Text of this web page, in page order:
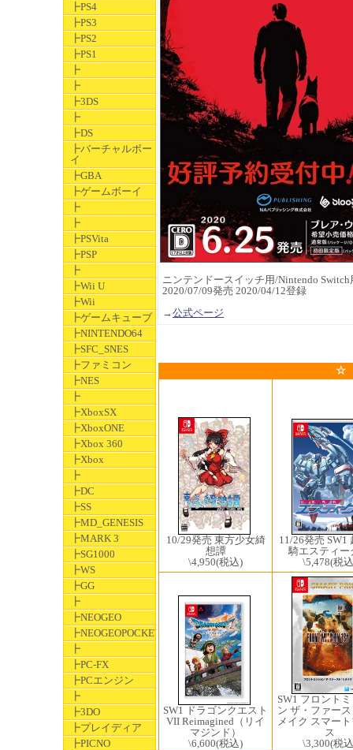
┣PS4
┣PS3
┣PS2
┣PS1
┣
┣
┣3DS
┣
┣DS
┣バーチャルボー
イ
┣GBA
┣ゲームボーイ
┣
┣
┣PSVita
┣PSP
┣
┣Wii U
┣Wii
┣ゲームキューブ
┣NINTENDO64
┣SFC_SNES
┣ファミコン
┣NES
┣
┣XboxSX
┣XboxONE
┣Xbox 360
┣Xbox
┣
┣DC
┣SS
┣MD_GENESIS
┣MARK 3
┣SG1000
┣WS
┣GG
┣
┣NEOGEO
┣NEOGEOPOCKET
┣
┣PC-FX
┣PCエンジン
┣
┣3DO
┣プレイディア
┣PICNO
ニンテンドースイッチ用/Nintendo
2020/07/09発売 2020/04/12登録
→公式ページ
☆
10/29発売 東方少女綺
想譚
\4,950(税込)
11/26発売 SW1
騎エスティ
\5,478(税
SW1 ドラゴンクエスト
VII Reimagined（リイ
マジンド）
\6,600(税込)
SW1 フロント
ン ザ・ファー
メイク スマー
ス
\3,300(税